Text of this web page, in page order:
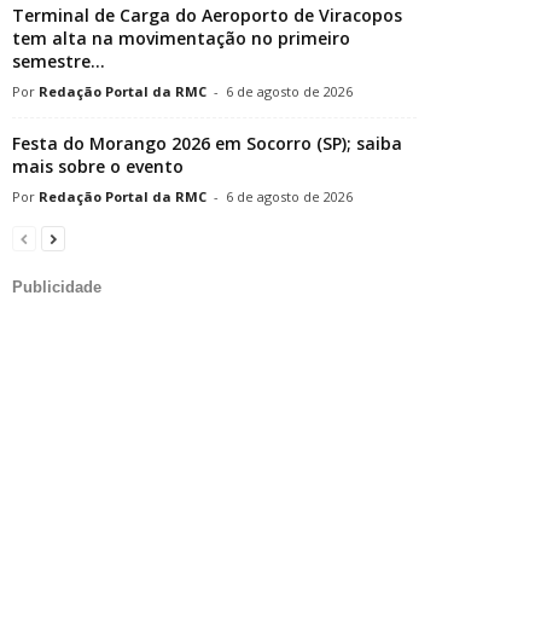
Terminal de Carga do Aeroporto de Viracopos
tem alta na movimentação no primeiro
semestre...
Redação Portal da RMC - 6 de agosto de 2026
Festa do Morango 2026 em Socorro (SP); saiba
mais sobre o evento
Redação Portal da RMC - 6 de agosto de 2026
Publicidade